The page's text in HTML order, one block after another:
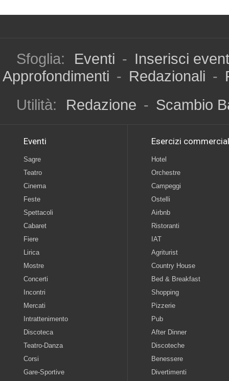
Sfoglia: Eventi - Inserisci
Approfondimenti - Redazionali -
Utilità:
Redazione - Scambio
Eventi
Sagre
Teatro
Cinema
Feste
Spettacoli
Cabaret
Fiere
Lirica
Mostre
Concerti
Incontri
Mercati
Intrattenimento
Discoteca
Teatro-Danza
Corsi
Gare-Sportive
Esercizi
Hotel
Orchestre
Campeggi
Ostelli
Airbnb
Ristoranti
IAT
Agriturist
Country House
Bed & Breakfast
Shopping
Pizzerie
Pub
After Dinner
Discoteche
Benessere
Divertimenti